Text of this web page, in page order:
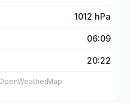
1012 hPa
06:09
20:22